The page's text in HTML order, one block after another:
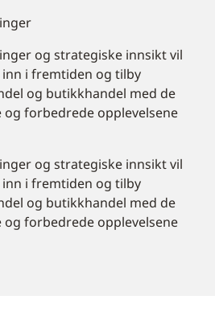
og strategiske innsikt vil
i fremtiden og tilby
og butikkhandel med de
og forbedrede opplevelsene
og strategiske innsikt vil
i fremtiden og tilby
og butikkhandel med de
og forbedrede opplevelsene